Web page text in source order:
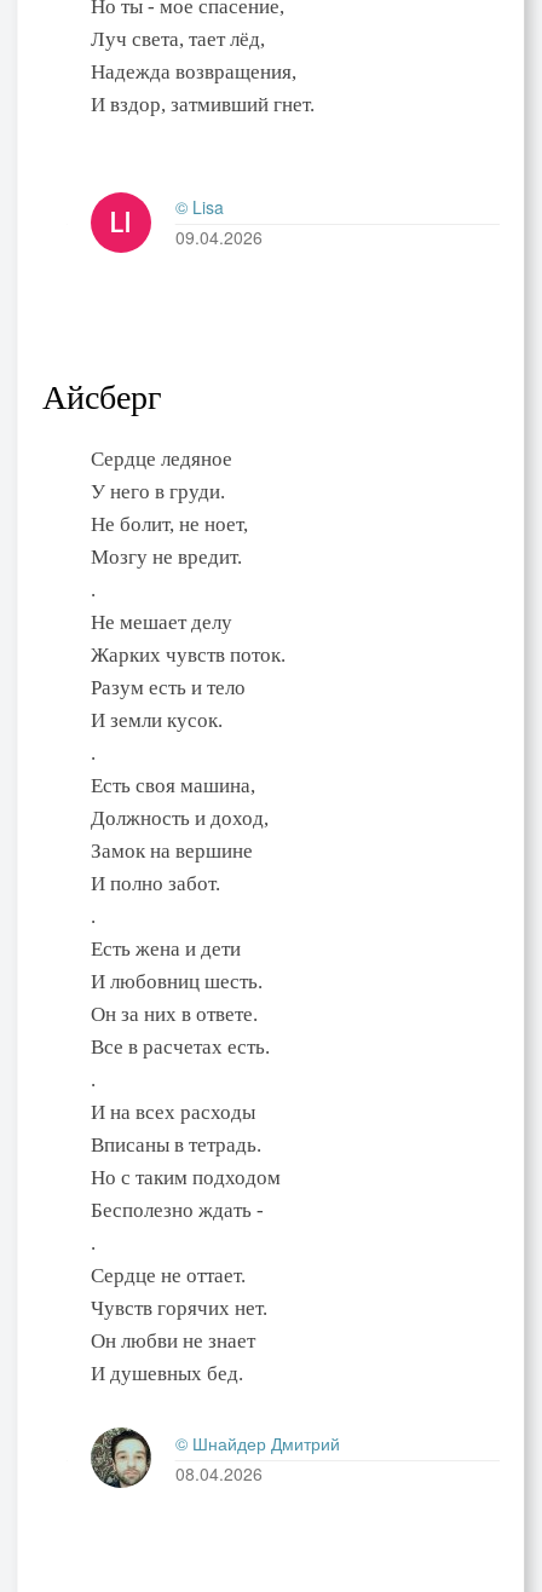
Но ты - мое спасение,
Луч света, тает лёд,
Надежда возвращения,
И вздор, затмивший гнет.
© Lisa
09.04.2026
Айсберг
Сердце ледяное
У него в груди.
Не болит, не ноет,
Мозгу не вредит.
.
Не мешает делу
Жарких чувств поток.
Разум есть и тело
И земли кусок.
.
Есть своя машина,
Должность и доход,
Замок на вершине
И полно забот.
.
Есть жена и дети
И любовниц шесть.
Он за них в ответе.
Все в расчетах есть.
.
И на всех расходы
Вписаны в тетрадь.
Но с таким подходом
Бесполезно ждать -
.
Сердце не оттает.
Чувств горячих нет.
Он любви не знает
И душевных бед.
© Шнайдер Дмитрий
08.04.2026